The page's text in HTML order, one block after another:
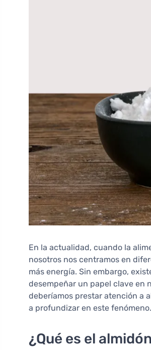
En la actualidad, cuando la
nosotros nos centramos en
más energía. Sin embargo,
desempeñar un papel clave en
deberíamos prestar atención a
a profundizar en este fenómeno.
¿Qué es el